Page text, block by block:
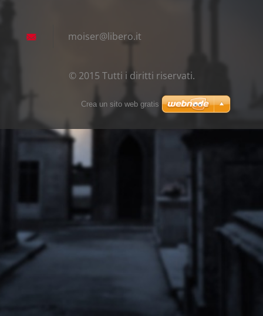
moiser@libero.it
© 2015 Tutti i diritti riservati.
Crea un sito web gratis